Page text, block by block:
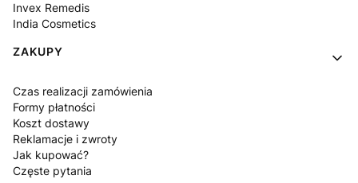
Invex Remedis
India Cosmetics
ZAKUPY
Czas realizacji zamówienia
Formy płatności
Koszt dostawy
Reklamacje i zwroty
Jak kupować?
Częste pytania